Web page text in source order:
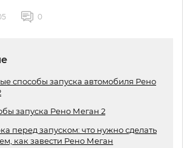
0
способы запуска автомобиля Рено
запуска Рено Меган 2
перед запуском: что нужно сделать
как завести Рено Меган